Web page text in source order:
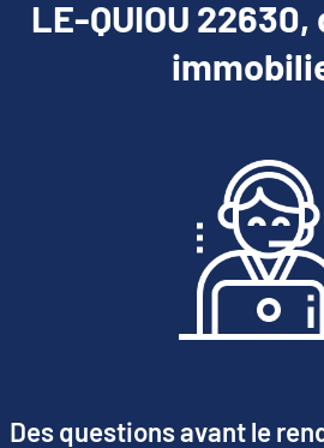
LE-QUIOU
Des questions avant le